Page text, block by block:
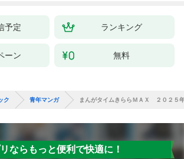
予定 ランキング
ーン 無料
ク 青年マンガ まんがタイムきららＭＡＸ ２０２５
ならもっと便利で快適に！